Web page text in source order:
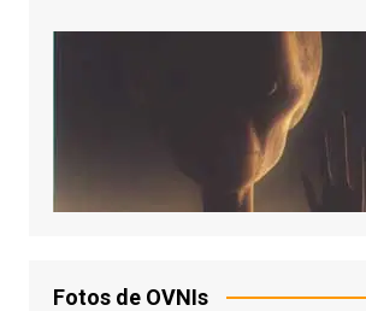
Fotos de OVNIs